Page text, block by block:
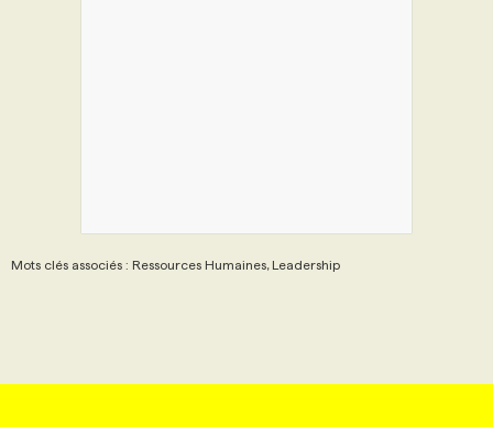
Mots clés associés : Ressources Humaines, Leadership